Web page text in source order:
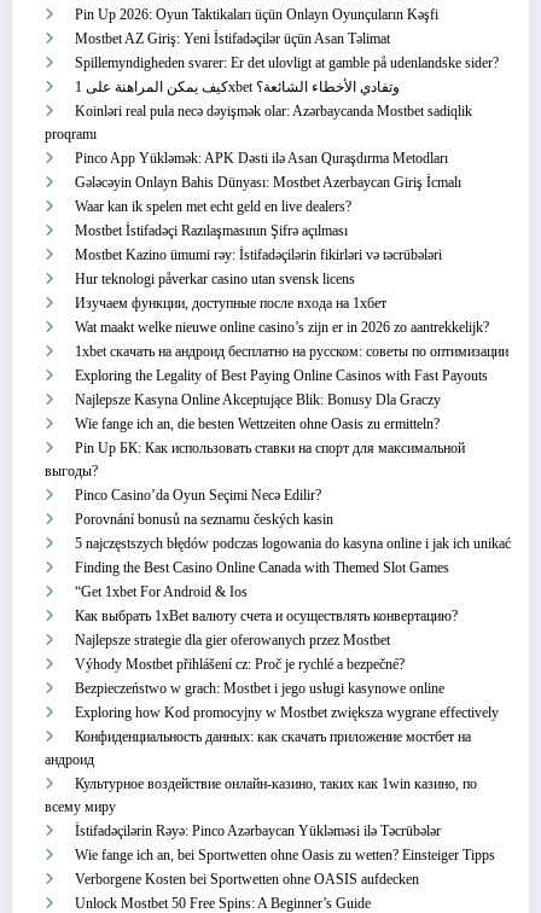
Pin Up 2026: Oyun Taktikaları üçün Onlayn Oyunçuların Kəşfi
Mostbet AZ Giriş: Yeni İstifadəçilər üçün Asan Təlimat
Spillemyndigheden svarer: Er det ulovligt at gamble på udenlandske sider?
كيف يمكن المراهنة على 1xbet وتفادي الأخطاء الشائعة؟
Koinləri real pula necə dəyişmək olar: Azərbaycanda Mostbet sadiqlik
proqramı
Pinco App Yükləmək: APK Dəsti ilə Asan Quraşdırma Metodları
Gələcəyin Onlayn Bahis Dünyası: Mostbet Azerbaycan Giriş İcmalı
Waar kan ik spelen met echt geld en live dealers?
Mostbet İstifadəçi Razılaşmasının Şifrə açılması
Mostbet Kazino ümumi rəy: İstifadəçilərin fikirləri və təcrübələri
Hur teknologi påverkar casino utan svensk licens
Изучаем функции, доступные после входа на 1хбет
Wat maakt welke nieuwe online casino’s zijn er in 2026 zo aantrekkelijk?
1xbet скачать на андроид бесплатно на русском: советы по оптимизации
Exploring the Legality of Best Paying Online Casinos with Fast Payouts
Najlepsze Kasyna Online Akceptujące Blik: Bonusy Dla Graczy
Wie fange ich an, die besten Wettzeiten ohne Oasis zu ermitteln?
Pin Up БК: Как использовать ставки на спорт для максимальной
выгоды?
Pinco Casino’da Oyun Seçimi Necə Edilir?
Porovnání bonusů na seznamu českých kasin
5 najczęstszych błędów podczas logowania do kasyna online i jak ich unikać
Finding the Best Casino Online Canada with Themed Slot Games
“Get 1xbet For Android & Ios
Как выбрать 1xBet валюту счета и осуществлять конвертацию?
Najlepsze strategie dla gier oferowanych przez Mostbet
Výhody Mostbet přihlášení cz: Proč je rychlé a bezpečné?
Bezpieczeństwo w grach: Mostbet i jego usługi kasynowe online
Exploring how Kod promocyjny w Mostbet zwiększa wygrane effectively
Конфиденциальность данных: как скачать приложение мостбет на
андроид
Культурное воздействие онлайн-казино, таких как 1win казино, по
всему миру
İstifadəçilərin Rəyə: Pinco Azərbaycan Yükləməsi ilə Təcrübələr
Wie fange ich an, bei Sportwetten ohne Oasis zu wetten? Einsteiger Tipps
Verborgene Kosten bei Sportwetten ohne OASIS aufdecken
Unlock Mostbet 50 Free Spins: A Beginner’s Guide